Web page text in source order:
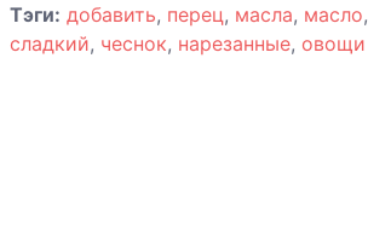
Тэги: добавить, перец, масла, масло,
сладкий, чеснок, нарезанные, овощи